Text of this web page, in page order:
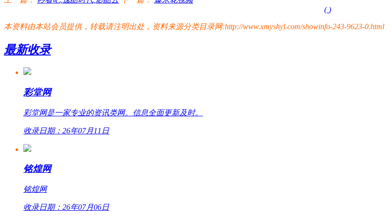
( )
本资料由本站会员提供，转载请注明出处，资料来源分类目录网:http://www.xmyshyl.com/showinfo-243-9623-0.html
最新收录
彩堂网
彩堂网是一家专业的资讯类网。信息全面更新及时。
收录日期：26年07月11日
铭煌网
铭煌网
收录日期：26年07月06日